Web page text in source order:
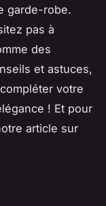
garde-robe.
pas à
des
et astuces,
votre
! Et pour
article sur